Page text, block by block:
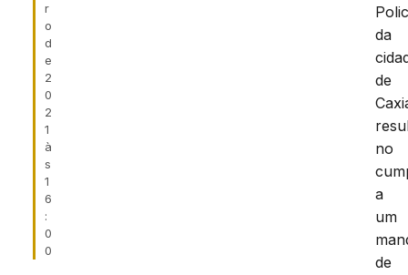
r
o
d
e
2
0
2
1
à
s
1
6
:
0
0
da
de
no
a
um
de